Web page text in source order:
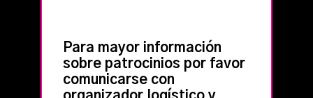
Para mayor información
sobre patrocinios por favor
comunicarse con